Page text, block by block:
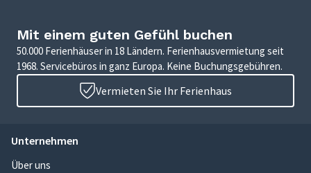
Mit einem guten Gefühl buchen
50.000 Ferienhäuser in 18 Ländern. Ferienhausvermietung seit
1968. Servicebüros in ganz Europa. Keine Buchungsgebühren.
Vermieten Sie Ihr Ferienhaus
Unternehmen
Über uns